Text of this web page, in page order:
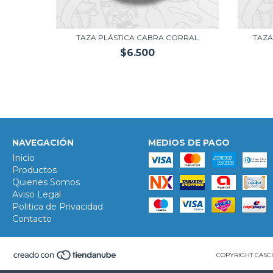
TAZA PLÁSTICA CABRA CORRAL
$6.500
NAVEGACIÓN
Inicio
Productos
Quienes Somos
Aviso Legal
Politica de Privacidad
Contacto
MEDIOS DE PAGO
COPYRIGHT